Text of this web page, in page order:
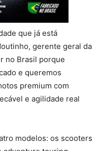
que já está
gerente geral da
no Brasil porque
e queremos
premium com
e agilidade real
modelos: os scooters